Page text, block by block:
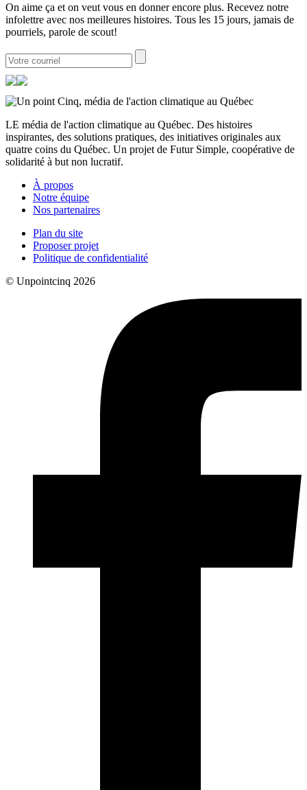
On aime ça et on veut vous en donner encore plus. Recevez notre
infolettre avec nos meilleures histoires. Tous les 15 jours, jamais de
pourriels, parole de scout!
LE média de l'action climatique au Québec. Des histoires
inspirantes, des solutions pratiques, des initiatives originales aux
quatre coins du Québec. Un projet de Futur Simple, coopérative de
solidarité à but non lucratif.
À propos
Notre équipe
Nos partenaires
Plan du site
Proposer projet
Politique de confidentialité
© Unpointcinq 2026